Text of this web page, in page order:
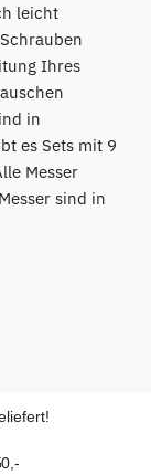
leicht
Ihres
in
es Sets mit 9
Messer
sind in